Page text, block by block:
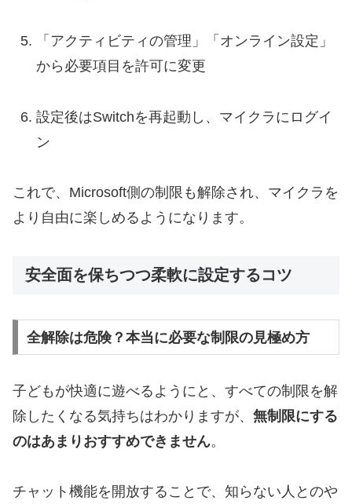
「アクティビティの管理」「オンライン設定」
から必要項目を許可に変更
設定後はSwitchを再起動し、マイクラにログイ
ン
これで、Microsoft側の制限も解除され、マイクラを
より自由に楽しめるようになります。
安全面を保ちつつ柔軟に設定するコツ
全解除は危険？本当に必要な制限の見極め方
子どもが快適に遊べるようにと、すべての制限を解
除したくなる気持ちはわかりますが、 無制限にする
のはあまりおすすめできません。
チャット機能を開放することで、知らない人とのや